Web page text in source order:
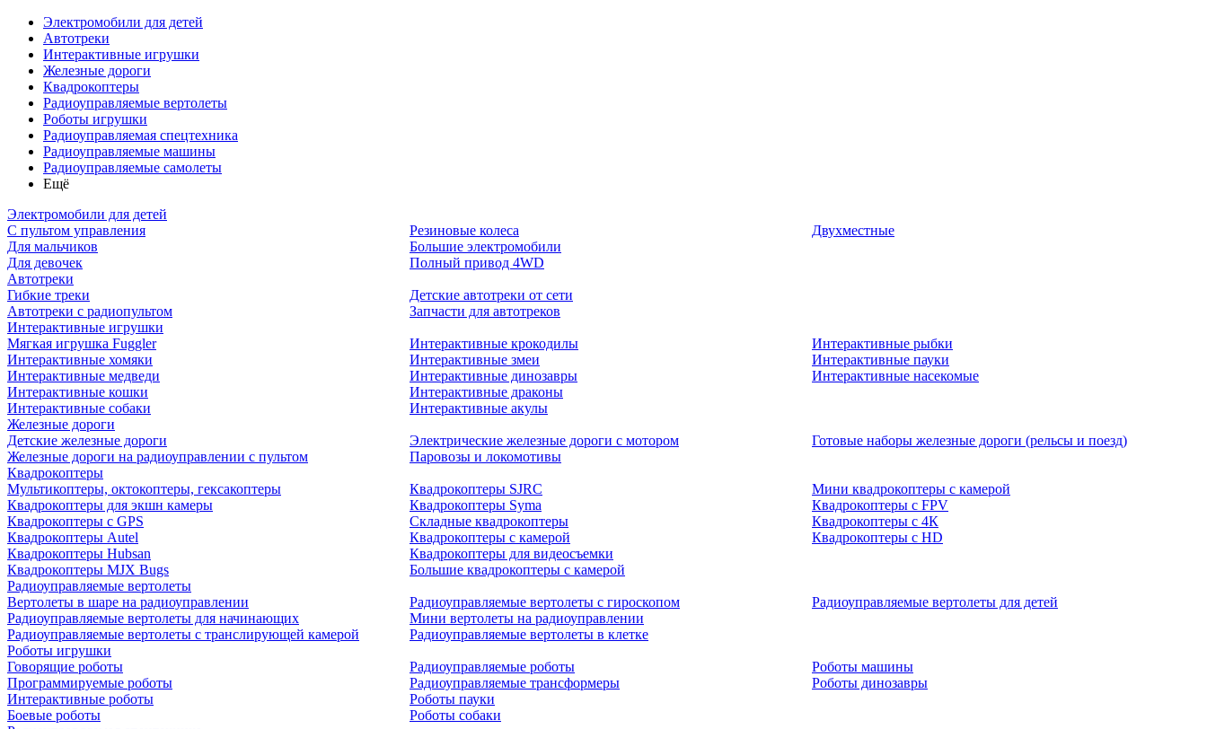
Электромобили для детей
Автотреки
Интерактивные игрушки
Железные дороги
Квадрокоптеры
Радиоуправляемые вертолеты
Роботы игрушки
Радиоуправляемая спецтехника
Радиоуправляемые машины
Радиоуправляемые самолеты
Ещё
Электромобили для детей
С пультом управления
Для мальчиков
Для девочек
Резиновые колеса
Большие электромобили
Полный привод 4WD
Двухместные
Автотреки
Гибкие треки
Автотреки с радиопультом
Детские автотреки от сети
Запчасти для автотреков
Интерактивные игрушки
Мягкая игрушка Fuggler
Интерактивные хомяки
Интерактивные медведи
Интерактивные кошки
Интерактивные собаки
Интерактивные крокодилы
Интерактивные змеи
Интерактивные динозавры
Интерактивные драконы
Интерактивные акулы
Интерактивные рыбки
Интерактивные пауки
Интерактивные насекомые
Железные дороги
Детские железные дороги
Железные дороги на радиоуправлении с пультом
Электрические железные дороги с мотором
Паровозы и локомотивы
Готовые наборы железные дороги (рельсы и поезд)
Квадрокоптеры
Мультикоптеры, октокоптеры, гексакоптеры
Квадрокоптеры для экшн камеры
Квадрокоптеры с GPS
Квадрокоптеры Autel
Квадрокоптеры Hubsan
Квадрокоптеры MJX Bugs
Квадрокоптеры SJRC
Квадрокоптеры Syma
Складные квадрокоптеры
Квадрокоптеры с камерой
Квадрокоптеры для видеосъемки
Большие квадрокоптеры с камерой
Мини квадрокоптеры с камерой
Квадрокоптеры с FPV
Квадрокоптеры с 4К
Квадрокоптеры с HD
Радиоуправляемые вертолеты
Вертолеты в шаре на радиоуправлении
Радиоуправляемые вертолеты для начинающих
Радиоуправляемые вертолеты с транслирующей камерой
Радиоуправляемые вертолеты с гироскопом
Мини вертолеты на радиоуправлении
Радиоуправляемые вертолеты в клетке
Радиоуправляемые вертолеты для детей
Роботы игрушки
Говорящие роботы
Программируемые роботы
Интерактивные роботы
Боевые роботы
Радиоуправляемые роботы
Радиоуправляемые трансформеры
Роботы пауки
Роботы собаки
Роботы машины
Роботы динозавры